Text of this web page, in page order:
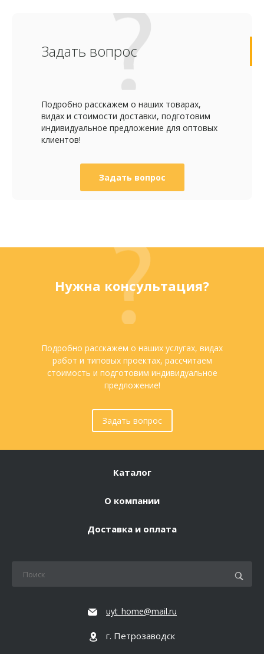
Задать вопрос
Подробно расскажем о наших товарах,
видах и стоимости доставки, подготовим
индивидуальное предложение для оптовых
клиентов!
Задать вопрос
Нужна консультация?
Подробно расскажем о наших услугах, видах
работ и типовых проектах, рассчитаем
стоимость и подготовим индивидуальное
предложение!
Задать вопрос
Каталог
О компании
Доставка и оплата
uyt_home@mail.ru
г. Петрозаводск